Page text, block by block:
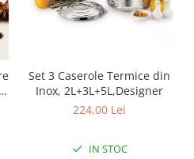
Set 3 Caserole Termice din
Inox, 2L+3L+5L,Designer
224,00 Lei
IN STOC